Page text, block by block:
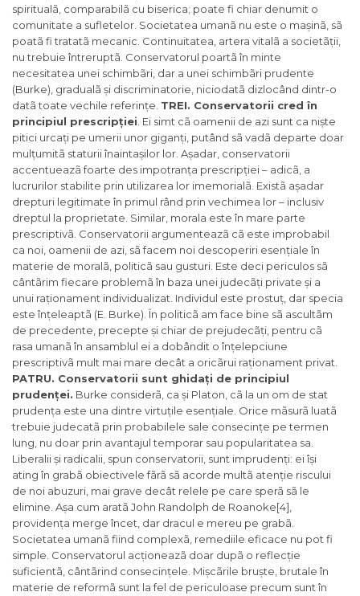
spiritualã, comparabilã cu biserica; poate fi chiar denumit o
comunitate a sufletelor. Societatea umanã nu este o mașinã, sã
poatã fi tratatã mecanic. Continuitatea, artera vitalã a societãții,
nu trebuie întreruptã. Conservatorul poartã în minte
necesitatea unei schimbãri, dar a unei schimbãri prudente
(Burke), gradualã și discriminatorie, niciodatã dizlocând dintr-o
datã toate vechile referințe. TREI. Conservatorii cred în
principiul prescripției . Ei simt cã oamenii de azi sunt ca niște
pitici urcați pe umerii unor giganți, putând sã vadã departe doar
mulțumitã staturii înaintașilor lor. Așadar, conservatorii
accentueazã foarte des impotranța prescripției – adicã, a
lucrurilor stabilite prin utilizarea lor imemorialã. Existã așadar
drepturi legitimate în primul rând prin vechimea lor – inclusiv
dreptul la proprietate. Similar, morala este în mare parte
prescriptivã. Conservatorii argumenteazã cã este improbabil
ca noi, oamenii de azi, sã facem noi descoperiri esențiale în
materie de moralã, politicã sau gusturi. Este deci periculos sã
cântãrim fiecare problemã în baza unei judecãți private și a
unui raționament individualizat. Individul este prostuț, dar specia
este înțeleaptã (E. Burke). În politicã am face bine sã ascultãm
de precedente, precepte și chiar de prejudecãți, pentru cã
rasa umanã în ansamblul ei a dobândit o înțelepciune
prescriptivã mult mai mare decât a oricãrui raționament privat.
PATRU. Conservatorii sunt ghidați de principiul
prudenței. Burke considerã, ca și Platon, cã la un om de stat
prudența este una dintre virtuțile esențiale. Orice mãsurã luatã
trebuie judecatã prin probabilele sale consecințe pe termen
lung, nu doar prin avantajul temporar sau popularitatea sa.
Liberalii și radicalii, spun conservatorii, sunt imprudenți: ei își
ating în grabã obiectivele fãrã sã acorde multã atenție riscului
de noi abuzuri, mai grave decât relele pe care sperã sã le
elimine. Așa cum aratã John Randolph de Roanoke[4],
providența merge încet, dar dracul e mereu pe grabã.
Societatea umanã fiind complexã, remediile eficace nu pot fi
simple. Conservatorul acționeazã doar dupã o reflecție
suficientã, cântãrind consecințele. Mișcãrile bruște, brutale în
materie de reformã sunt la fel de periculoase precum sunt în